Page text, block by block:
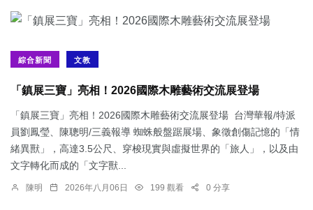
綜合新聞 文教
「鎮展三寶」亮相！2026國際木雕藝術交流展登場
「鎮展三寶」亮相！2026國際木雕藝術交流展登場 台灣華報/特派
員劉鳳瑩、陳聰明/三義報導 蜘蛛般盤踞展場、象徵創傷記憶的「情
緒異獸」，高達3.5公尺、穿梭現實與虛擬世界的「旅人」，以及由
文字轉化而成的「文字獸...
陳明 2026年八月06日 199 觀看 0 分享